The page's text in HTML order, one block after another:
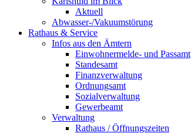
Aktuell
Abwasser-/Vakuumstörung
Rathaus & Service
Infos aus den Ämtern
Einwohnermelde- und Passamt
Standesamt
Finanzverwaltung
Ordnungsamt
Sozialverwaltung
Gewerbeamt
Verwaltung
Rathaus / Öffnungszeiten